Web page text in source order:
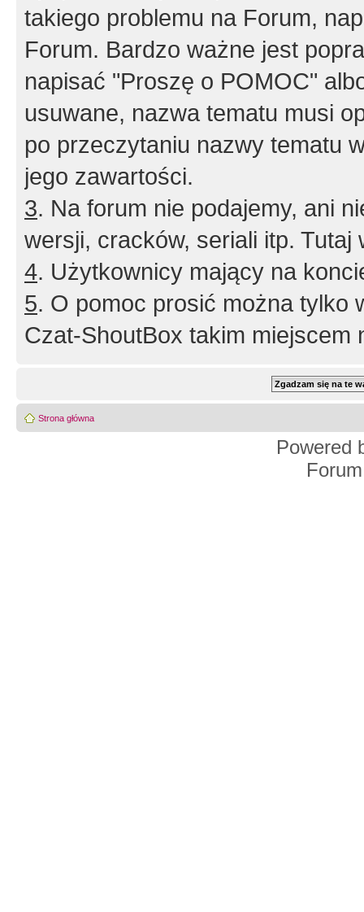
takiego problemu na Forum,
Forum. Bardzo ważne jest
napisać "Proszę o POMOC"
usuwane, nazwa tematu musi
po przeczytaniu nazwy tematu
jego zawartości.
3. Na forum nie podajemy, ani
wersji, cracków, seriali itp. Tutaj
4. Użytkownicy mający na
5. O pomoc prosić można tylko
Czat-ShoutBox takim miejscem
Strona główna
Powered